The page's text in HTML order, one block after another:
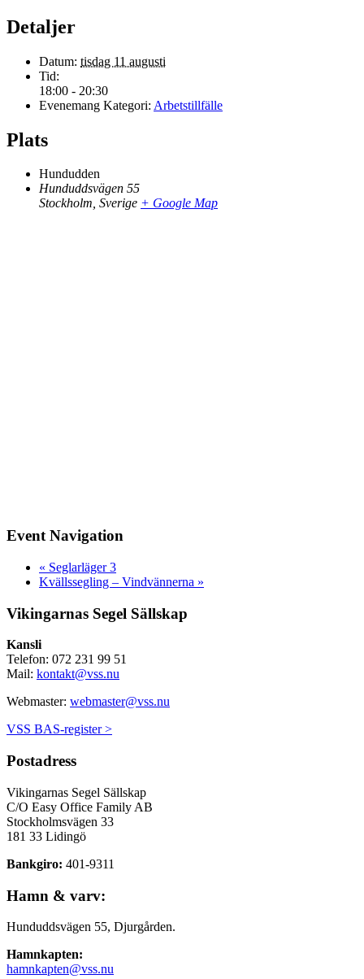
Detaljer
Datum: tisdag 11 augusti
Tid:
18:00 - 20:30
Evenemang Kategori: Arbetstillfälle
Plats
Hundudden
Hunduddsvägen 55
Stockholm, Sverige + Google Map
Event Navigation
« Seglarläger 3
Kvällssegling – Vindvännerna »
Vikingarnas Segel Sällskap
Kansli
Telefon: 072 231 99 51
Mail: kontakt@vss.nu
Webmaster: webmaster@vss.nu
VSS BAS-register >
Postadress
Vikingarnas Segel Sällskap
C/O Easy Office Family AB
Stockholmsvägen 33
181 33 Lidingö
Bankgiro: 401-9311
Hamn & varv:
Hunduddsvägen 55, Djurgården.
Hamnkapten:
hamnkapten@vss.nu